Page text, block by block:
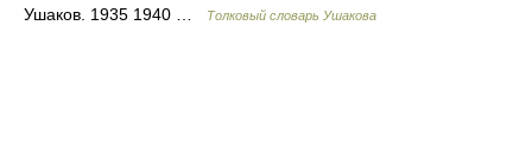
Ушаков. 1935 1940 …
Толковый словарь Ушакова